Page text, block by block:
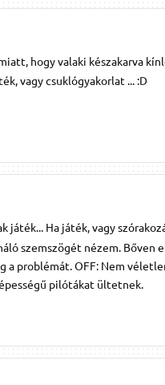
hogy valaki készakarva
vagy csuklógyakorlat ... :D
játék... Ha játék, vagy
szemszögét nézem. Bőven
a problémát. OFF: Nem
pilótákat ültetnek.